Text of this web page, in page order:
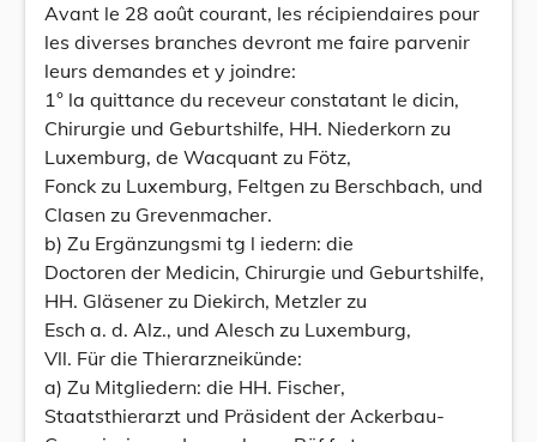
Avant le 28 août courant, les récipiendaires pour
les diverses branches devront me faire parvenir
leurs demandes et y joindre:
1° la quittance du receveur constatant le dicin,
Chirurgie und Geburtshilfe, HH. Niederkorn zu
Luxemburg, de Wacquant zu Fötz,
Fonck zu Luxemburg, Feltgen zu Berschbach, und
Clasen zu Grevenmacher.
b) Zu Ergänzungsmi tg l iedern: die
Doctoren der Medicin, Chirurgie und Geburtshilfe,
HH. Gläsener zu Diekirch, Metzler zu
Esch a. d. Alz., und Alesch zu Luxemburg,
Vll. Für die Thierarzneikünde:
a) Zu Mitgliedern: die HH. Fischer,
Staatsthierarzt und Präsident der Ackerbau-